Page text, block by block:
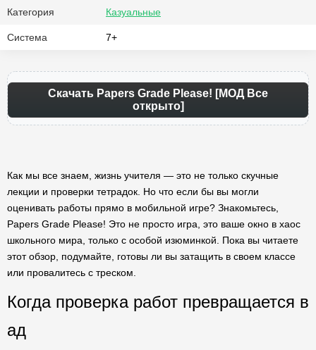
Категория Казуальные
Система 7+
Скачать Papers Grade Please! [МОД Все
открыто]
Как мы все знаем, жизнь учителя — это не только скучные
лекции и проверки тетрадок. Но что если бы вы могли
оценивать работы прямо в мобильной игре? Знакомьтесь,
Papers Grade Please! Это не просто игра, это ваше окно в хаос
школьного мира, только с особой изюминкой. Пока вы читаете
этот обзор, подумайте, готовы ли вы затащить в своем классе
или провалитесь с треском.
Когда проверка работ превращается в
ад